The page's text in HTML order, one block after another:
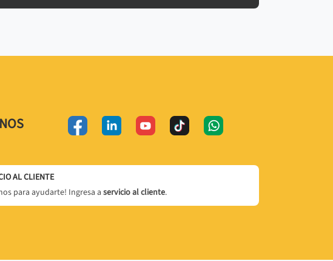
AL CLIENTE
para ayudarte! Ingresa a servicio al cliente.